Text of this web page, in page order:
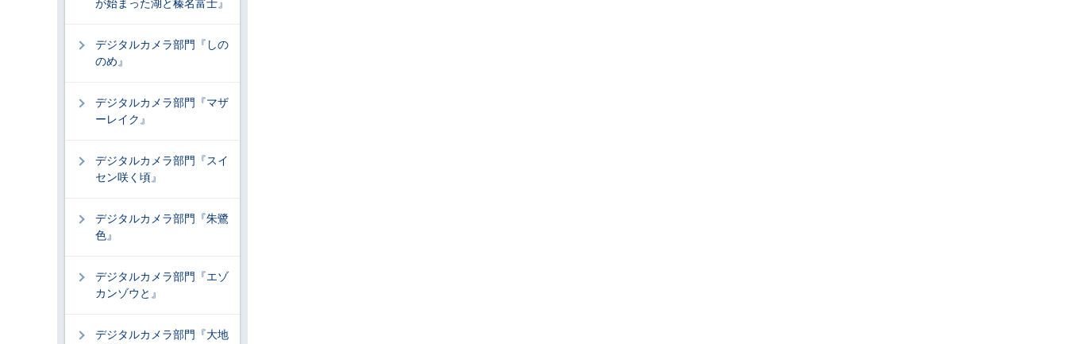
が始まった湖と榛名富士』
デジタルカメラ部門『しの
のめ』
デジタルカメラ部門『マザ
ーレイク』
デジタルカメラ部門『スイ
セン咲く頃』
デジタルカメラ部門『朱鷺
色』
デジタルカメラ部門『エゾ
カンゾウと』
デジタルカメラ部門『大地